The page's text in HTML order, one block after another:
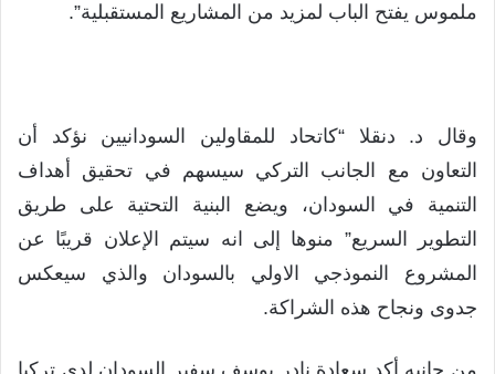
ملموس يفتح الباب لمزيد من المشاريع المستقبلية”.
وقال د. دنقلا “كاتحاد للمقاولين السودانيين نؤكد أن
التعاون مع الجانب التركي سيسهم في تحقيق أهداف
التنمية في السودان، ويضع البنية التحتية على طريق
التطوير السريع” منوها إلى انه سيتم الإعلان قريبًا عن
المشروع النموذجي الاولي بالسودان والذي سيعكس
جدوى ونجاح هذه الشراكة.
من جانبه أكد سعادة نادر يوسف سفير السودان لدى تركيا